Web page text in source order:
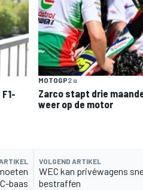
MOTOGP2 u
Zarco stapt drie
weer op de motor
baas
VOLGEND ARTIKEL
WEC kan privéwagens
bestraffen